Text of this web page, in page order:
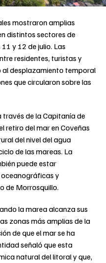
mostraron amplias
distintos sectores de
y 12 de julio. Las
residentes, turistas y
al desplazamiento temporal
que circularon sobre las
través de la Capitanía de
retiro del mar en Coveñas
del nivel del agua
de las mareas. La
puede estar
y
de Morrosquillo.
la marea alcanza sus
zonas más amplias de la
de que el mar se ha
señaló que esta
natural del litoral y que,